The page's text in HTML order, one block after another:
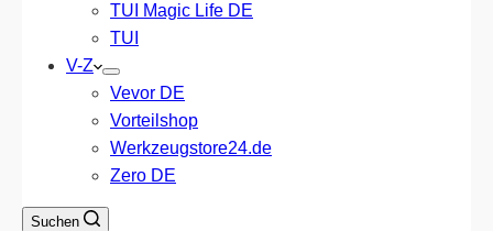
TUI Magic Life DE
TUI
V-Z
Vevor DE
Vorteilshop
Werkzeugstore24.de
Zero DE
Suchen